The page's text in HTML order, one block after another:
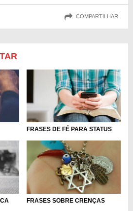
COMPARTILHAR
FRASES DE FÉ PARA STATUS
FRASES SOBRE CRENÇAS